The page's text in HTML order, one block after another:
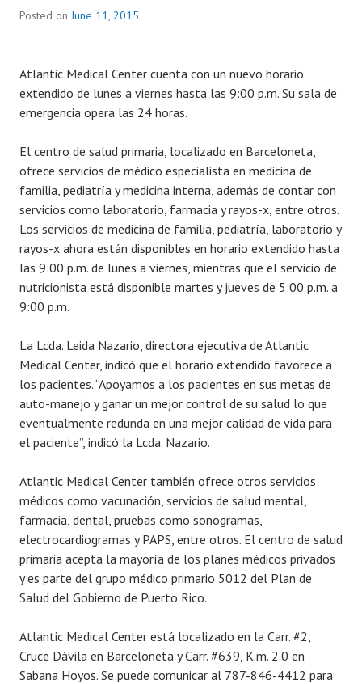
Posted onJune 11, 2015
Atlantic Medical Center cuenta con un nuevo horario
extendido de lunes a viernes hasta las 9:00 p.m. Su sala de
emergencia opera las 24 horas.
El centro de salud primaria, localizado en Barceloneta,
ofrece servicios de médico especialista en medicina de
familia, pediatría y medicina interna, además de contar con
servicios como laboratorio, farmacia y rayos-x, entre otros.
Los servicios de medicina de familia, pediatría, laboratorio y
rayos-x ahora están disponibles en horario extendido hasta
las 9:00 p.m. de lunes a viernes, mientras que el servicio de
nutricionista está disponible martes y jueves de 5:00 p.m. a
9:00 p.m.
La Lcda. Leida Nazario, directora ejecutiva de Atlantic
Medical Center, indicó que el horario extendido favorece a
los pacientes. “Apoyamos a los pacientes en sus metas de
auto-manejo y ganar un mejor control de su salud lo que
eventualmente redunda en una mejor calidad de vida para
el paciente”, indicó la Lcda. Nazario.
Atlantic Medical Center también ofrece otros servicios
médicos como vacunación, servicios de salud mental,
farmacia, dental, pruebas como sonogramas,
electrocardiogramas y PAPS, entre otros. El centro de salud
primaria acepta la mayoría de los planes médicos privados
y es parte del grupo médico primario 5012 del Plan de
Salud del Gobierno de Puerto Rico.
Atlantic Medical Center está localizado en la Carr. #2,
Cruce Dávila en Barceloneta y Carr. #639, K.m. 2.0 en
Sabana Hoyos. Se puede comunicar al 787-846-4412 para